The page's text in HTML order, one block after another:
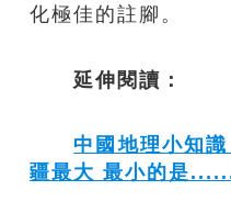
化極佳的註腳。
延伸閱讀：
中國地理小知
疆最大 最小的是